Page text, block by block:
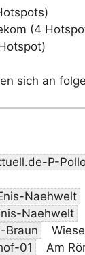
(4
sich an
P-
Naehwelt
Naehwelt
Braun
01
Am